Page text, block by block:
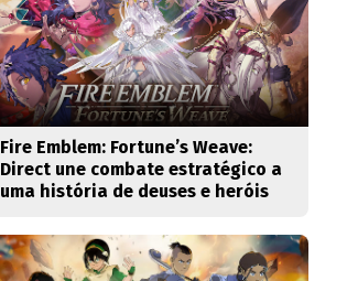
Fire Emblem: Fortune’s Weave:
Direct une combate estratégico a
uma história de deuses e heróis